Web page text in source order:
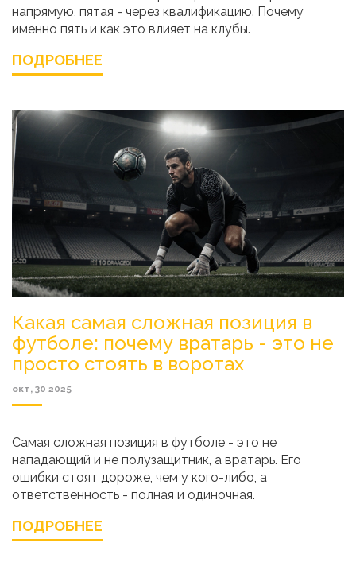
напрямую, пятая - через квалификацию. Почему
именно пять и как это влияет на клубы.
ПОДРОБНЕЕ
Какая самая сложная позиция в
футболе: почему вратарь - это не
просто стоять в воротах
окт, 30 2025
Самая сложная позиция в футболе - это не
нападающий и не полузащитник, а вратарь. Его
ошибки стоят дороже, чем у кого-либо, а
ответственность - полная и одиночная.
ПОДРОБНЕЕ